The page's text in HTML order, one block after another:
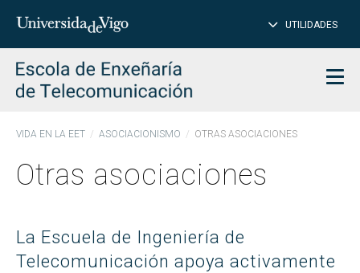
Insertar
para
buscar
UTILIDADES
VIDA EN LA EET ASOCIACIONISMO OTRAS ASOCIACIONES
Otras asociaciones
La Escuela de Ingeniería de
Telecomunicación apoya activamente